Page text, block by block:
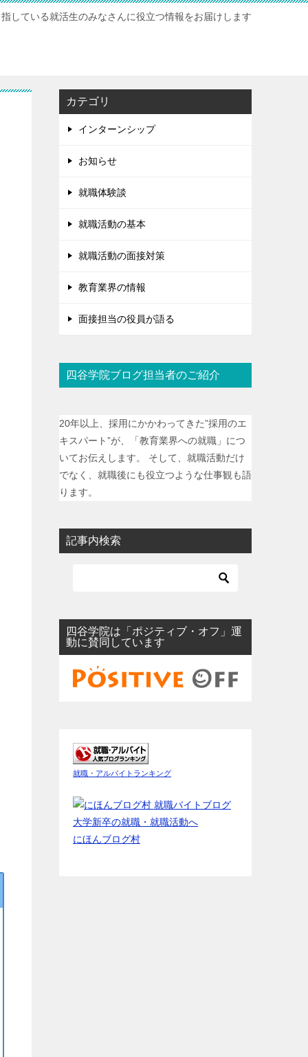
している就活生のみなさんに役立つ情報をお届けします
カテゴリ
インターンシップ
お知らせ
就職体験談
就職活動の基本
就職活動の面接対策
教育業界の情報
面接担当の役員が語る
四谷学院ブログ担当者のご紹介
20年以上、採用にかかわってきた”採用のエ
キスパート”が、「教育業界への就職」につ
いてお伝えします。 そして、就職活動だけ
でなく、就職後にも役立つような仕事観も語
ります。
記事内検索
四谷学院は「ポジティブ・オフ」運
動に賛同しています
就職・アルバイトランキング
にほんブログ村